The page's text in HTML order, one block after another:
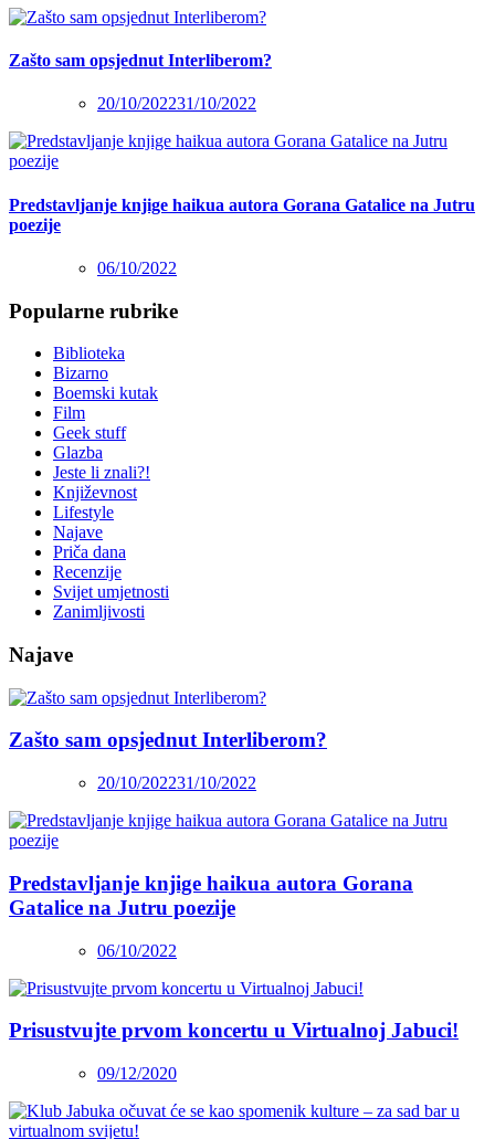
Zašto sam opsjednut Interliberom?
20/10/202231/10/2022
Predstavljanje knjige haikua autora Gorana Gatalice na Jutru
poezije
06/10/2022
Popularne rubrike
Biblioteka
Bizarno
Boemski kutak
Film
Geek stuff
Glazba
Jeste li znali?!
Književnost
Lifestyle
Najave
Priča dana
Recenzije
Svijet umjetnosti
Zanimljivosti
Najave
Zašto sam opsjednut Interliberom?
20/10/202231/10/2022
Predstavljanje knjige haikua autora Gorana
Gatalice na Jutru poezije
06/10/2022
Prisustvujte prvom koncertu u Virtualnoj Jabuci!
09/12/2020